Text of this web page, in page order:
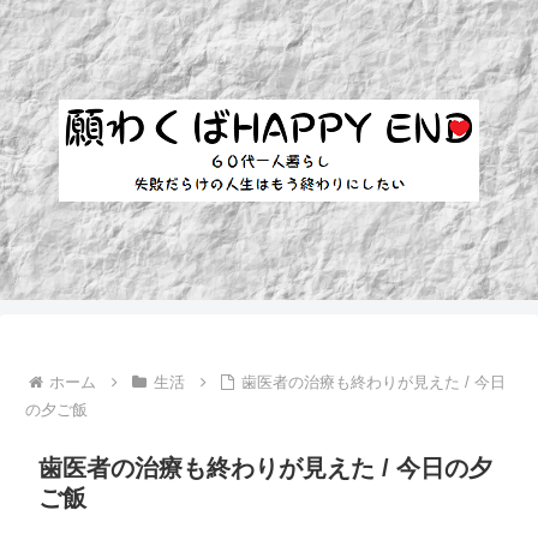
ホーム 生活
歯医者の治療も終わりが見えた / 今日
の夕ご飯
歯医者の治療も終わりが見えた / 今日の夕
ご飯